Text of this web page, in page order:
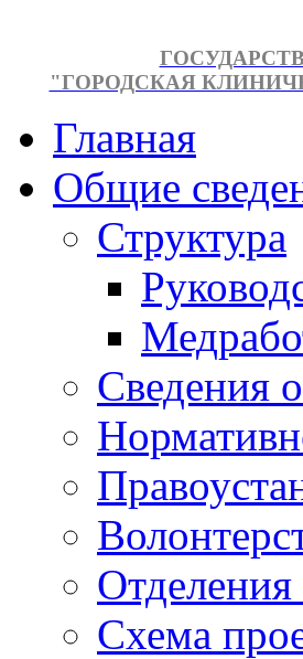
"ГОРОДСКАЯ
Главная
Общие
Структура
Сведения
Схема